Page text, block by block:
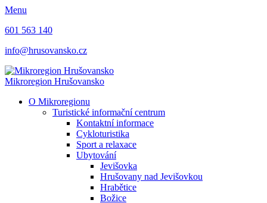
Menu
601 563 140
info@hrusovansko.cz
Mikroregion Hrušovansko
O Mikroregionu
Turistické informační centrum
Kontaktní informace
Cykloturistika
Sport a relaxace
Ubytování
Jevišovka
Hrušovany nad Jevišovkou
Hrabětice
Božice